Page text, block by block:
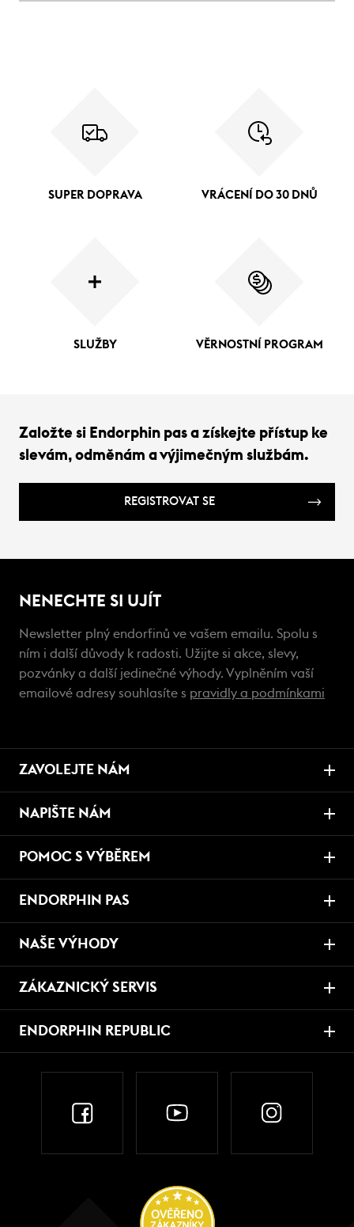
SUPER DOPRAVA VRÁCENÍ DO 30 DNŮ
SLUŽBY VĚRNOSTNÍ PROGRAM
Založte si Endorphin pas a získejte přístup ke
slevám, odměnám a výjimečným službám.
REGISTROVAT SE
NENECHTE SI UJÍT
Newsletter plný endorfinů ve vašem emailu. Spolu s
ním i další důvody k radosti. Užijte si akce, slevy,
pozvánky a další jedinečné výhody. Vyplněním vaší
emailové adresy souhlasíte s pravidly a podmínkami
ZAVOLEJTE NÁM
NAPIŠTE NÁM
POMOC S VÝBĚREM
ENDORPHIN PAS
NAŠE VÝHODY
ZÁKAZNICKÝ SERVIS
ENDORPHIN REPUBLIC